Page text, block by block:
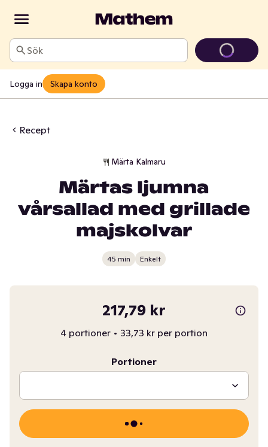
Sök
Logga in Skapa konto
Recept
Märta Kalmaru
Märtas ljumna
vårsallad med grillade
majskolvar
45 min Enkelt
217,79 kr
4 portioner • 33,73 kr per portion
Portioner